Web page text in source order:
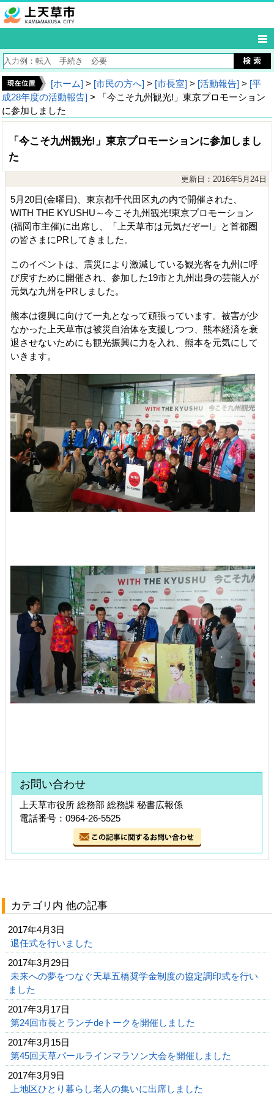
[ホーム] > [市民の方へ] > [市長室] > [活動報告] > [平
成28年度の活動報告] > 「今こそ九州観光!」東京プロモーション
に参加しました
「今こそ九州観光!」東京プロモーションに参加しまし
た
更新日：2016年5月24日
5月20日(金曜日)、東京都千代田区丸の内で開催された、
WITH THE KYUSHU～今こそ九州観光!東京プロモーション
(福岡市主催)に出席し、「上天草市は元気だぞー!」と首都圏
の皆さまにPRしてきました。
このイベントは、震災により激減している観光客を九州に呼
び戻すために開催され、参加した19市と九州出身の芸能人が
元気な九州をPRしました。
熊本は復興に向けて一丸となって頑張っています。被害が少
なかった上天草市は被災自治体を支援しつつ、熊本経済を衰
退させないためにも観光振興に力を入れ、熊本を元気にして
いきます。
お問い合わせ
上天草市役所 総務部 総務課 秘書広報係
電話番号：0964-26-5525
カテゴリ内 他の記事
2017年4月3日
退任式を行いました
2017年3月29日
未来への夢をつなぐ天草五橋奨学金制度の協定調印式を行い
ました
2017年3月17日
第24回市長とランチdeトークを開催しました
2017年3月15日
第45回天草パールラインマラソン大会を開催しました
2017年3月9日
上地区ひとり暮らし老人の集いに出席しました